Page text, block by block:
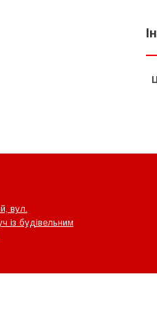
вул.
із будівельним